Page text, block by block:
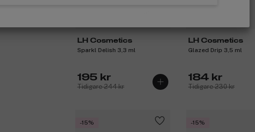
LH Cosmetics
Sparkl Delish 3,3 ml
195 kr
Tidigare 244 kr
LH Cosmetics
Glazed Drip 3,5 ml
184 kr
Tidigare 230 kr
-15% -15%